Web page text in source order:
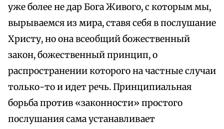
уже более не дар Бога Живого, с которым мы,
вырываемся из мира, ставя себя в послушание
Христу, но она всеобщий божественный
закон, божественный принцип, о
распространении которого на частные случаи
только-то и идет речь. Принципиальная
борьба против «законности» простого
послушания сама устанавливает